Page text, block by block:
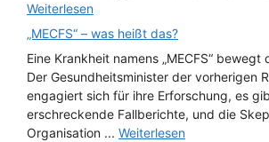
Weiterlesen
„MECFS“ – was heißt das?
Eine Krankheit namens „MECFS“
Der Gesundheitsminister der vorherigen
engagiert sich für ihre Erforschung, es
erschreckende Fallberichte, und die
Organisation ... Weiterlesen